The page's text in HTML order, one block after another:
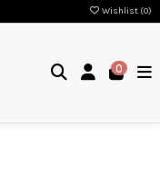
Wishlist (0)
0